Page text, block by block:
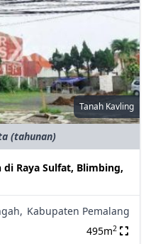
Tanah Kavling
(tahunan)
di Raya Sulfat, Blimbing,
Kabupaten Pemalang
495m2